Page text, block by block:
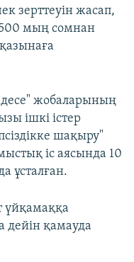
зерттеуін жасап,
мың сомнан
жобаларының
ішкі істер
шақыру"
іс аясында 10
ұсталған.
үйқамаққа
дейін қамауда